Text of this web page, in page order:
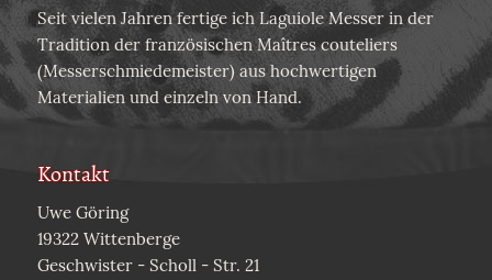
Seit vielen Jahren fertige ich Laguiole Messer in der
Tradition der französischen Maîtres couteliers
(Messerschmiedemeister) aus hochwertigen
Materialien und einzeln von Hand.
Kontakt
Uwe Göring
19322 Wittenberge
Geschwister - Scholl - Str. 21